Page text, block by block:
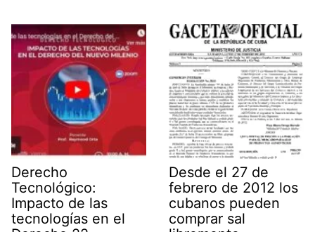
Derecho
Tecnológico:
Impacto de las
tecnologías en el
Desde el 27 de
febrero de 2012 los
cubanos pueden
comprar sal